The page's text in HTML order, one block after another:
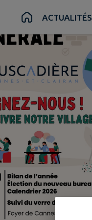
Pied de pageACTUALITÉS